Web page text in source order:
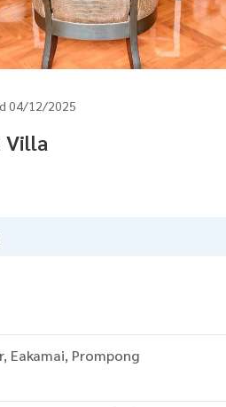
04/12/2025
Villa
Eakamai, Prompong